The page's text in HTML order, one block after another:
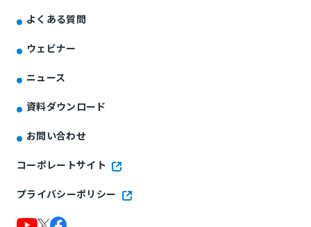
よくある質問
ウェビナー
ニュース
資料ダウンロード
お問い合わせ
コーポレートサイト
プライバシーポリシー